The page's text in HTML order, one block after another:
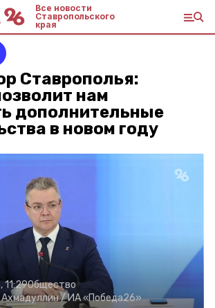
Все новости
Ставропольского
края
Ставрополья:
нам
дополнительные
в новом году
11:29Общество
/ИА «Победа26»